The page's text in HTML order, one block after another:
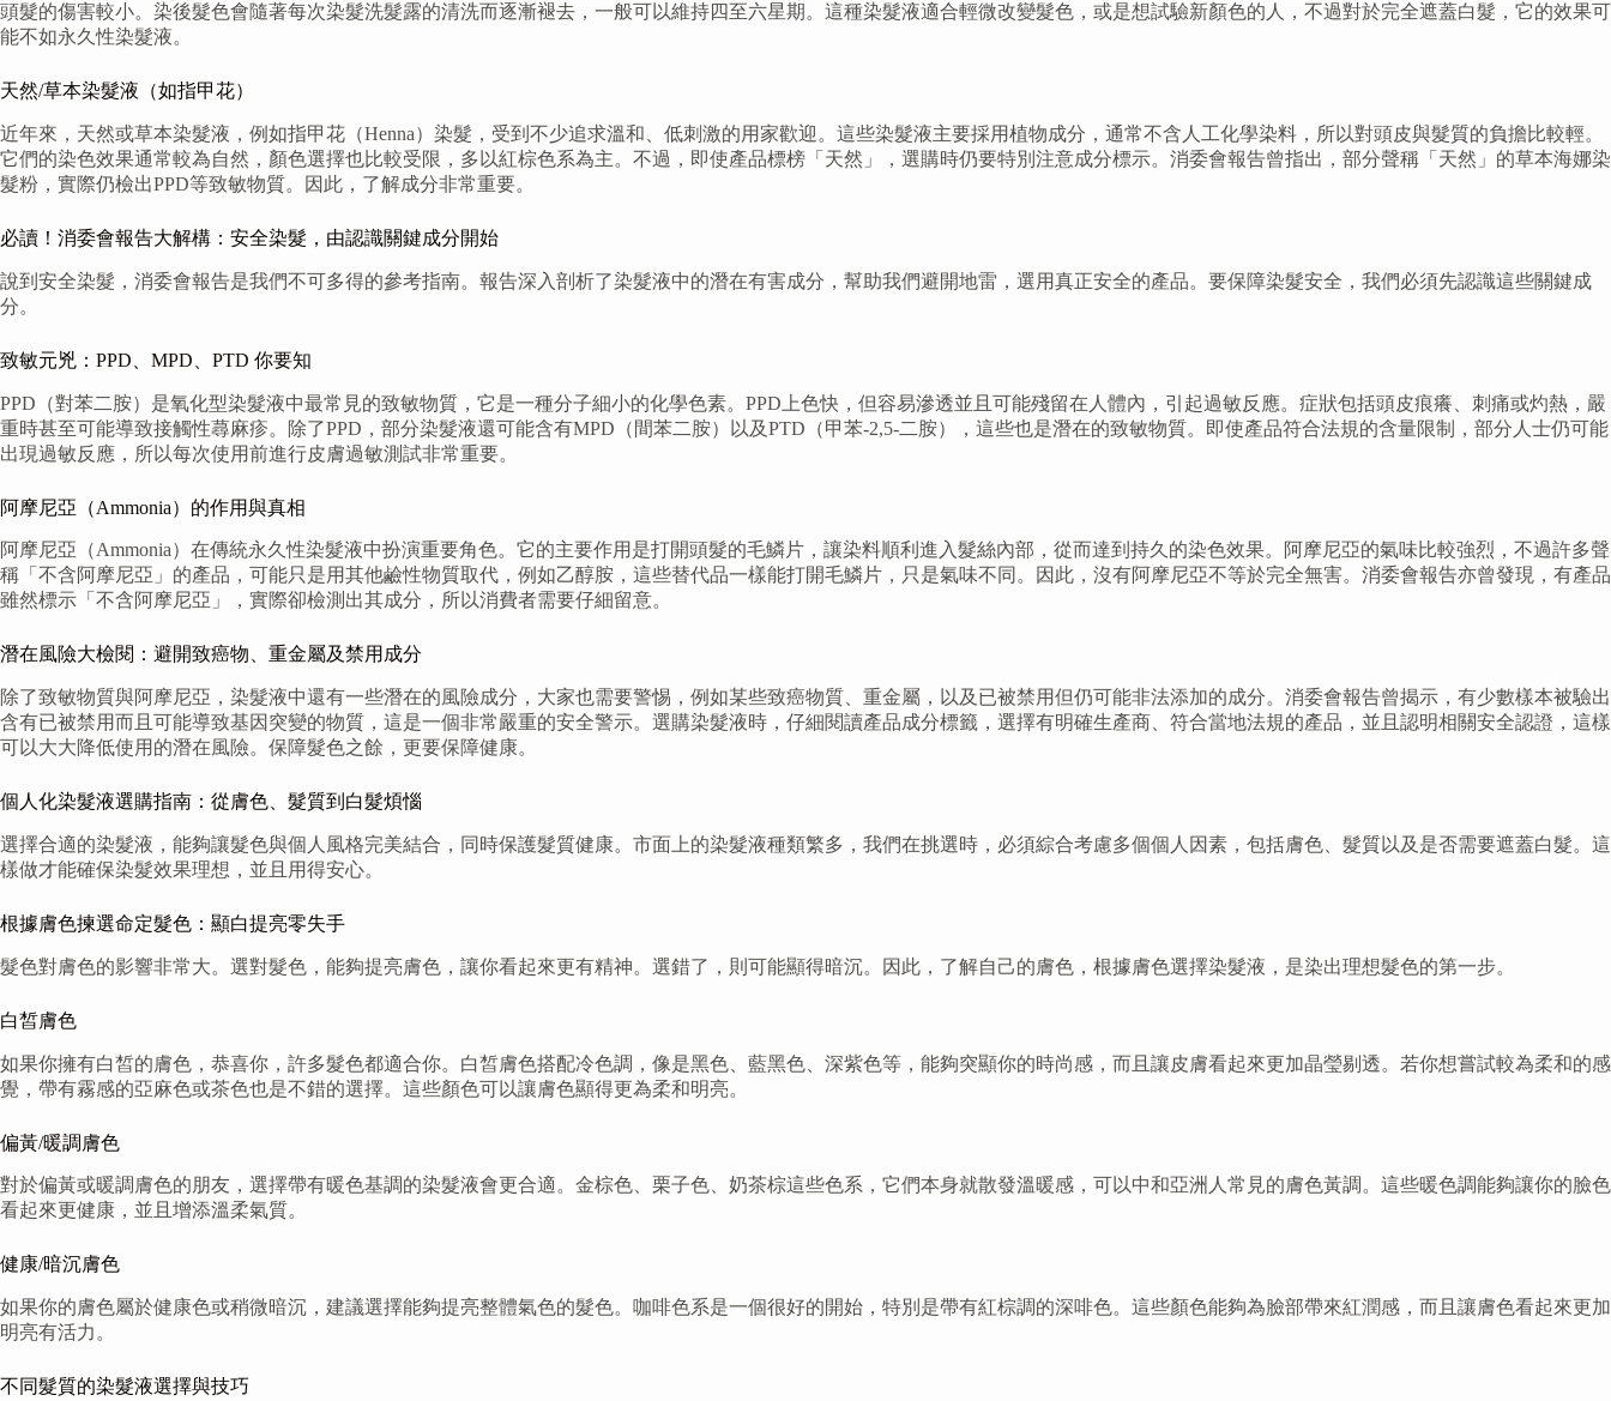
頭髮的傷害較小。染後髮色會隨著每次染髮洗髮露的清洗而逐漸褪去，一般可以維持四至六星期。這種染髮液適合輕微改變髮色，或是想試驗新顏色的人，不過對於完全遮蓋白髮，它的效果可
能不如永久性染髮液。
天然/草本染髮液（如指甲花）
近年來，天然或草本染髮液，例如指甲花（Henna）染髮，受到不少追求溫和、低刺激的用家歡迎。這些染髮液主要採用植物成分，通常不含人工化學染料，所以對頭皮與髮質的負擔比較輕。
它們的染色效果通常較為自然，顏色選擇也比較受限，多以紅棕色系為主。不過，即使產品標榜「天然」，選購時仍要特別注意成分標示。消委會報告曾指出，部分聲稱「天然」的草本海娜染
髮粉，實際仍檢出PPD等致敏物質。因此，了解成分非常重要。
必讀！消委會報告大解構：安全染髮，由認識關鍵成分開始
說到安全染髮，消委會報告是我們不可多得的參考指南。報告深入剖析了染髮液中的潛在有害成分，幫助我們避開地雷，選用真正安全的產品。要保障染髮安全，我們必須先認識這些關鍵成
分。
致敏元兇：PPD、MPD、PTD 你要知
PPD（對苯二胺）是氧化型染髮液中最常見的致敏物質，它是一種分子細小的化學色素。PPD上色快，但容易滲透並且可能殘留在人體內，引起過敏反應。症狀包括頭皮痕癢、刺痛或灼熱，嚴
重時甚至可能導致接觸性蕁麻疹。除了PPD，部分染髮液還可能含有MPD（間苯二胺）以及PTD（甲苯-2,5-二胺），這些也是潛在的致敏物質。即使產品符合法規的含量限制，部分人士仍可能
出現過敏反應，所以每次使用前進行皮膚過敏測試非常重要。
阿摩尼亞（Ammonia）的作用與真相
阿摩尼亞（Ammonia）在傳統永久性染髮液中扮演重要角色。它的主要作用是打開頭髮的毛鱗片，讓染料順利進入髮絲內部，從而達到持久的染色效果。阿摩尼亞的氣味比較強烈，不過許多聲
稱「不含阿摩尼亞」的產品，可能只是用其他鹼性物質取代，例如乙醇胺，這些替代品一樣能打開毛鱗片，只是氣味不同。因此，沒有阿摩尼亞不等於完全無害。消委會報告亦曾發現，有產品
雖然標示「不含阿摩尼亞」，實際卻檢測出其成分，所以消費者需要仔細留意。
潛在風險大檢閱：避開致癌物、重金屬及禁用成分
除了致敏物質與阿摩尼亞，染髮液中還有一些潛在的風險成分，大家也需要警惕，例如某些致癌物質、重金屬，以及已被禁用但仍可能非法添加的成分。消委會報告曾揭示，有少數樣本被驗出
含有已被禁用而且可能導致基因突變的物質，這是一個非常嚴重的安全警示。選購染髮液時，仔細閱讀產品成分標籤，選擇有明確生產商、符合當地法規的產品，並且認明相關安全認證，這樣
可以大大降低使用的潛在風險。保障髮色之餘，更要保障健康。
個人化染髮液選購指南：從膚色、髮質到白髮煩惱
選擇合適的染髮液，能夠讓髮色與個人風格完美結合，同時保護髮質健康。市面上的染髮液種類繁多，我們在挑選時，必須綜合考慮多個個人因素，包括膚色、髮質以及是否需要遮蓋白髮。這
樣做才能確保染髮效果理想，並且用得安心。
根據膚色揀選命定髮色：顯白提亮零失手
髮色對膚色的影響非常大。選對髮色，能夠提亮膚色，讓你看起來更有精神。選錯了，則可能顯得暗沉。因此，了解自己的膚色，根據膚色選擇染髮液，是染出理想髮色的第一步。
白皙膚色
如果你擁有白皙的膚色，恭喜你，許多髮色都適合你。白皙膚色搭配冷色調，像是黑色、藍黑色、深紫色等，能夠突顯你的時尚感，而且讓皮膚看起來更加晶瑩剔透。若你想嘗試較為柔和的感
覺，帶有霧感的亞麻色或茶色也是不錯的選擇。這些顏色可以讓膚色顯得更為柔和明亮。
偏黃/暖調膚色
對於偏黃或暖調膚色的朋友，選擇帶有暖色基調的染髮液會更合適。金棕色、栗子色、奶茶棕這些色系，它們本身就散發溫暖感，可以中和亞洲人常見的膚色黃調。這些暖色調能夠讓你的臉色
看起來更健康，並且增添溫柔氣質。
健康/暗沉膚色
如果你的膚色屬於健康色或稍微暗沉，建議選擇能夠提亮整體氣色的髮色。咖啡色系是一個很好的開始，特別是帶有紅棕調的深啡色。這些顏色能夠為臉部帶來紅潤感，而且讓膚色看起來更加
明亮有活力。
不同髮質的染髮液選擇與技巧